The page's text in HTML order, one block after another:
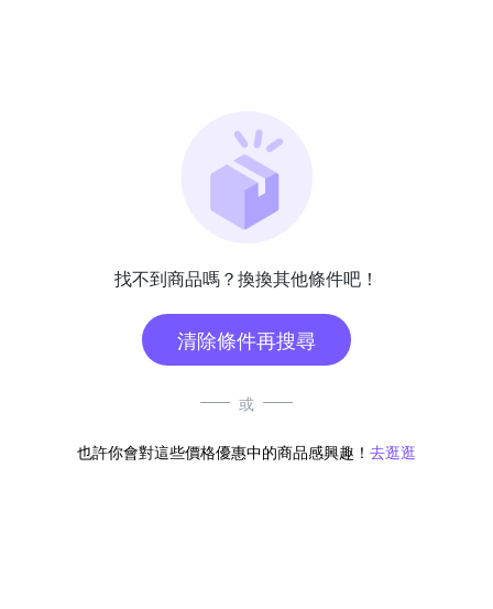
找不到商品嗎？換換其他條件吧！
清除條件再搜尋
或
也許你會對這些價格優惠中的商品感興趣！ 去逛逛